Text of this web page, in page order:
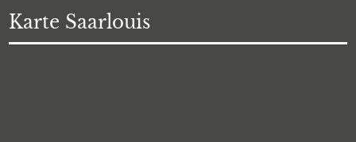
Karte Saarlouis